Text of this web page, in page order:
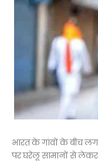
भारत के गांवों के बीच
पर घरेलू सामानों से